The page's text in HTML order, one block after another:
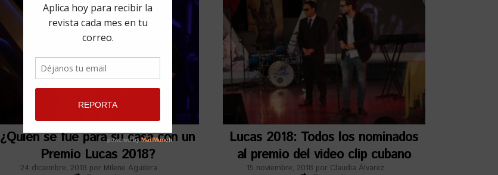
¿Quién se fue para su casa con un
Premio Lucas 2018?
24 diciembre, 2018 por Milene Aguilera
Lucas 2018: Todos los nominados
al premio del video clip cubano
15 noviembre, 2018 por Claudia Álvarez